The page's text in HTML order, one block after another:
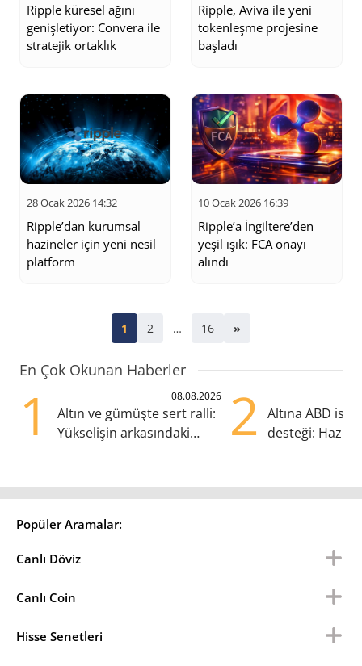
Ripple küresel ağını
genişletiyor: Convera ile
stratejik ortaklık
Ripple, Aviva ile yeni
tokenleşme projesine
başladı
28 Ocak 2026 14:32
Ripple’dan kurumsal
hazineler için yeni nesil
platform
10 Ocak 2026 16:39
Ripple’a İngiltere’den
yeşil ışık: FCA onayı
alındı
1 2 … 16 »
En Çok Okunan Haberler
1 08.08.2026
Altın ve gümüşte sert ralli:
Yükselişin arkasındaki
2
Altına ABD
desteği:
Popüler Aramalar:
Canlı Döviz
Canlı Coin
Hisse Senetleri